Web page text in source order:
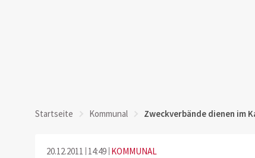
Startseite Kommunal Zweckverbände dienen im
20.12.2011 14:49 KOMMUNAL